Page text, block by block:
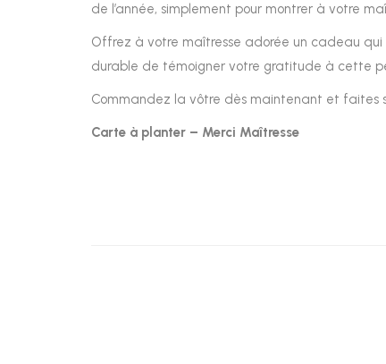
de l’année, simplement pour montrer à votre
Offrez à votre maîtresse adorée un cadeau
durable de témoigner votre gratitude à cette
Commandez la vôtre dès maintenant et faites
Carte à planter – Merci Maîtresse